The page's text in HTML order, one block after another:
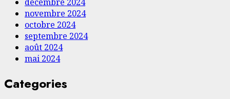
novembre 2024
octobre 2024
septembre 2024
août 2024
mai 2024
Categories